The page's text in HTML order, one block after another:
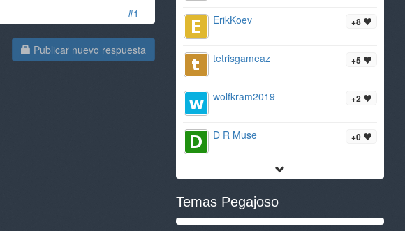
#1
Publicar nuevo respuesta
+8
ErikKoev
+5
tetrisgameaz
+2
wolfkram2019
+0
D R Muse
Temas Pegajoso